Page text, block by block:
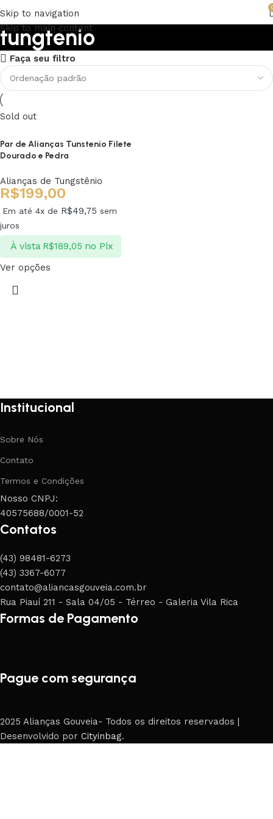
Skip to navigation
Skip to main content
tungtenio
Upholstered chair
Discount 10%
Shop Now
Faça seu filtro
Sold out
Par de Alianças Tunstenio Filete
Dourado e Pedra
Alianças de Tungstênio
R$199,00
Em até 4x de R$49,75 sem
juros
À vista R$189,05 no Pix
Ver opções
Institucional
Sobre Nós
Contato
Termos e Condições
Nosso CNPJ:
40575688/0001-52
Contatos
(43) 98481-6273
(43) 3367-6077
contato@aliancasgouveia.com.br
Rua Piauí 211 - Sala 04/05 - Térreo - Galeria Vila Rica
Formas de Pagamento
Pague com segurança
2025 Alianças Gouveia- Todos os direitos reservados |
Desenvolvido por Cityinbag.